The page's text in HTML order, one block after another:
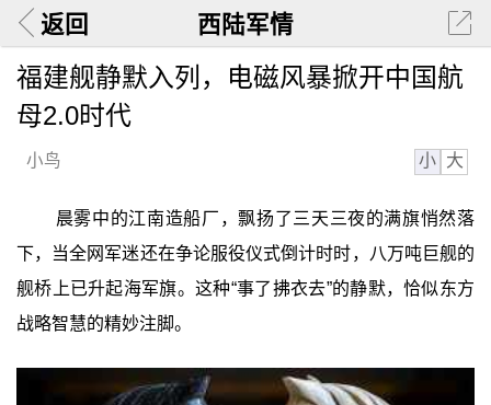
返回 西陆军情
福建舰静默入列，电磁风暴掀开中国航
母2.0时代
小鸟 小 大
晨雾中的江南造船厂，飘扬了三天三夜的满旗悄然落
下，当全网军迷还在争论服役仪式倒计时时，八万吨巨舰的
舰桥上已升起海军旗。这种“事了拂衣去”的静默，恰似东方
战略智慧的精妙注脚。